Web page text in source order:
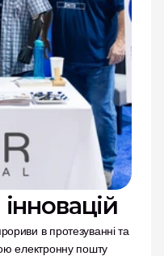
в протезуванні та
електронну пошту